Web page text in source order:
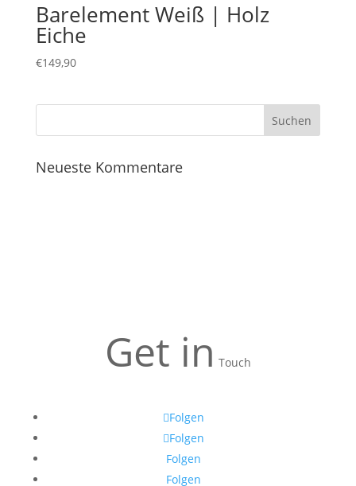
Barelement Weiß | Holz
Eiche
€149,90
Neueste Kommentare
Get in Touch
Folgen
Folgen
Folgen
Folgen